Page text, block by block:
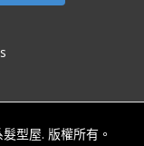
型屋. 版權所有。